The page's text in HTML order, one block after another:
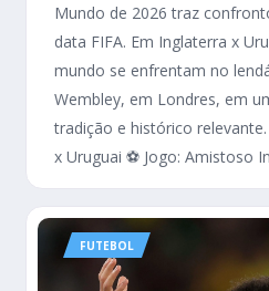
Mundo de 2026 traz
data FIFA. Em Inglaterra x
mundo se enfrentam no
Wembley, em Londres, em
tradição e histórico
x Uruguai ⚽ Jogo: Amistoso
FUTEBOL